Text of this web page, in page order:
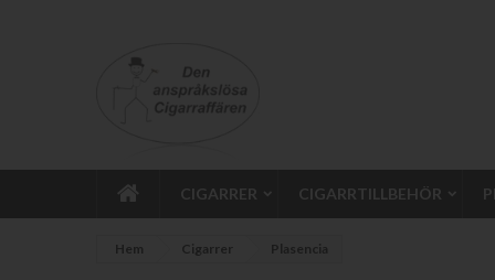
CIGARRER CIGARRTILLBEHÖR
Hem Cigarrer Plasencia